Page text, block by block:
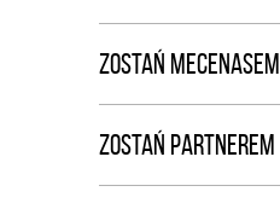
ZOSTAŃ MECENASEM
ZOSTAŃ PARTNEREM